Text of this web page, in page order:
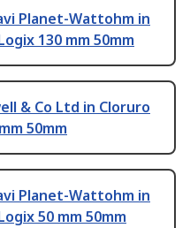
Planet-Wattohm in
130 mm 50mm
& Co Ltd in Cloruro
50mm
Planet-Wattohm in
50 mm 50mm